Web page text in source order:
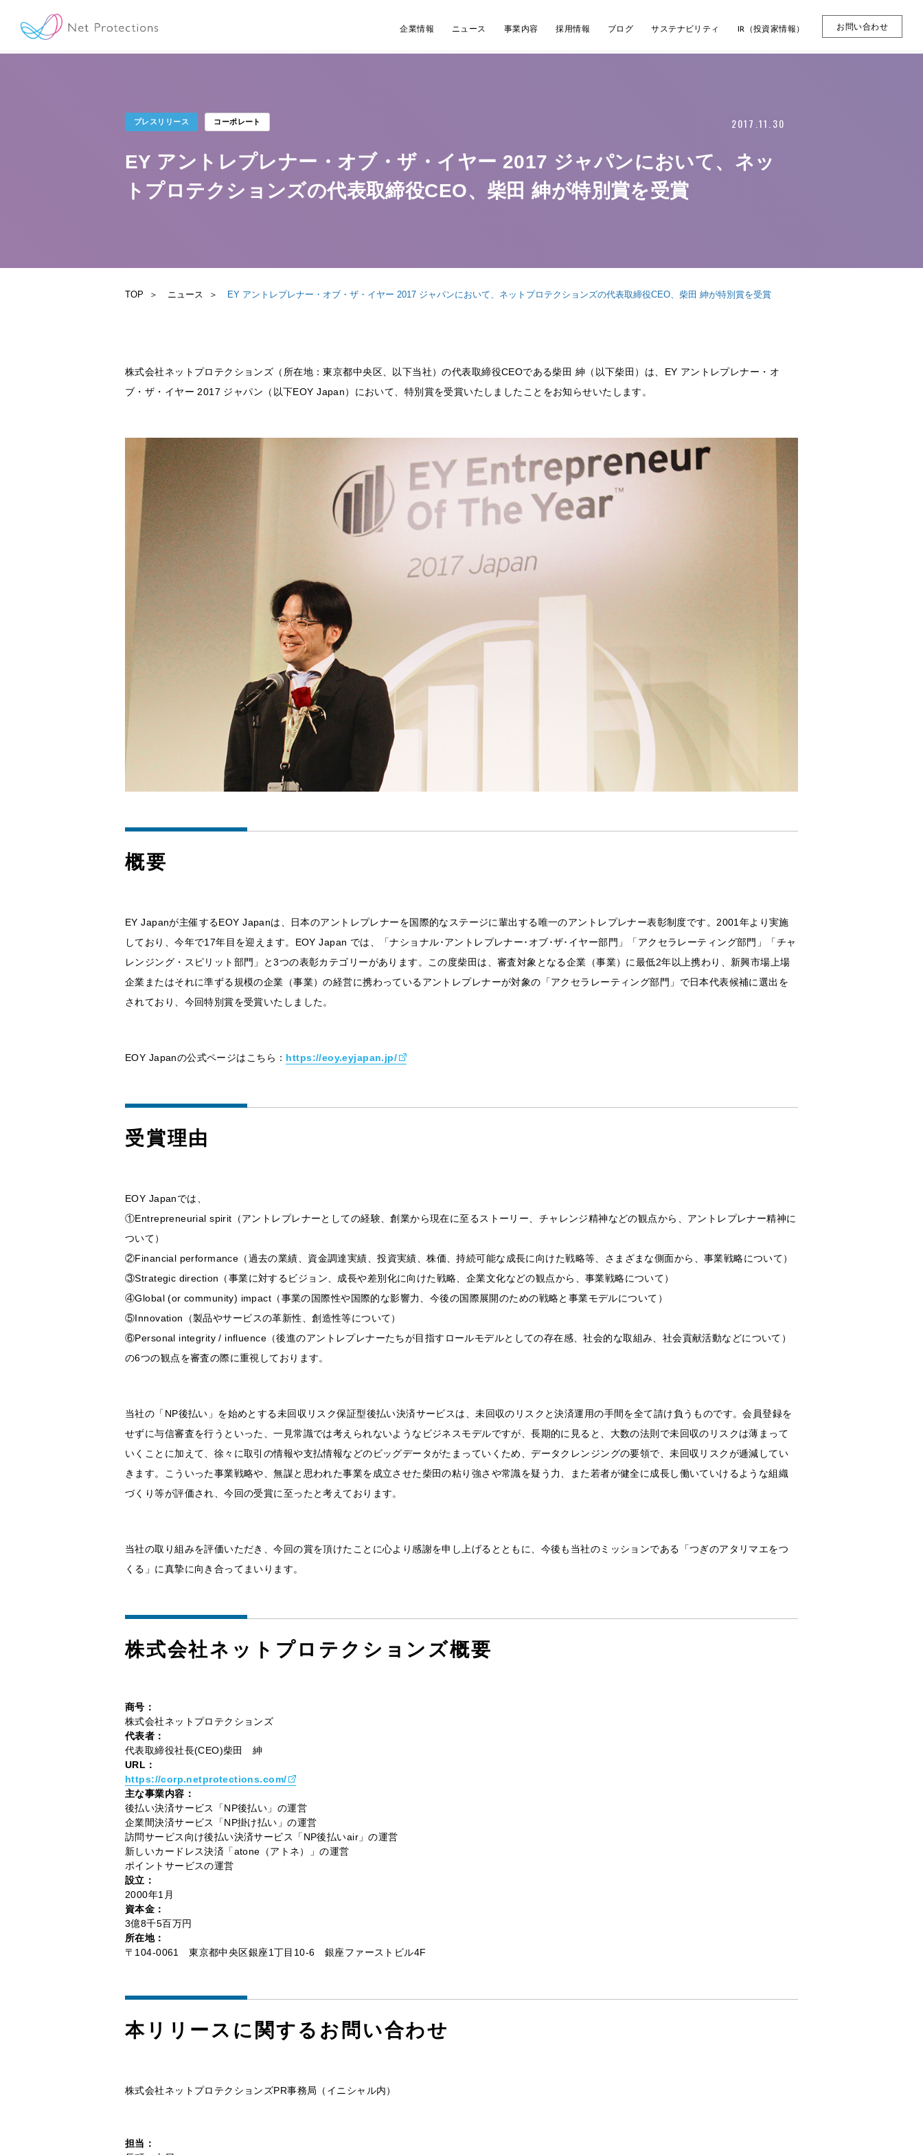
企業情報 ニュース 事業内容 採用情報 ブログ サステナビリティ IR（投資家情報） お問い合わせ
プレスリリース コーポレート 2017.11.30
EY アントレプレナー・オブ・ザ・イヤー 2017 ジャパンにおいて、ネッ
トプロテクションズの代表取締役CEO、柴田 紳が特別賞を受賞
TOP ニュース EY アントレプレナー・オブ・ザ・イヤー 2017 ジャパンにおいて、ネットプロテクションズの代表取締役CEO、柴田 紳が特別賞を受賞
株式会社ネットプロテクションズ（所在地：東京都中央区、以下当社）の代表取締役CEOである柴田 紳（以下柴田）は、EY アントレプレナー・オ
ブ・ザ・イヤー 2017 ジャパン（以下EOY Japan）において、特別賞を受賞いたしましたことをお知らせいたします。
概要
EY Japanが主催するEOY Japanは、日本のアントレプレナーを国際的なステージに輩出する唯一のアントレプレナー表彰制度です。2001年より実施
しており、今年で17年目を迎えます。EOY Japan では、「ナショナル･アントレプレナー･オブ･ザ･イヤー部門」「アクセラレーティング部門」「チャ
レンジング・スピリット部門」と3つの表彰カテゴリーがあります。この度柴田は、審査対象となる企業（事業）に最低2年以上携わり、新興市場上場
企業またはそれに準ずる規模の企業（事業）の経営に携わっているアントレプレナーが対象の「アクセラレーティング部門」で日本代表候補に選出を
されており、今回特別賞を受賞いたしました。
EOY Japanの公式ページはこちら： https://eoy.eyjapan.jp/
受賞理由
EOY Japanでは、
①Entrepreneurial spirit（アントレプレナーとしての経験、創業から現在に至るストーリー、チャレンジ精神などの観点から、アントレプレナー精神に
ついて）
②Financial performance（過去の業績、資金調達実績、投資実績、株価、持続可能な成長に向けた戦略等、さまざまな側面から、事業戦略について）
③Strategic direction（事業に対するビジョン、成長や差別化に向けた戦略、企業文化などの観点から、事業戦略について）
④Global (or community) impact（事業の国際性や国際的な影響力、今後の国際展開のための戦略と事業モデルについて）
⑤Innovation（製品やサービスの革新性、創造性等について）
⑥Personal integrity / influence（後進のアントレプレナーたちが目指すロールモデルとしての存在感、社会的な取組み、社会貢献活動などについて）
の6つの観点を審査の際に重視しております。
当社の「NP後払い」を始めとする未回収リスク保証型後払い決済サービスは、未回収のリスクと決済運用の手間を全て請け負うものです。会員登録を
せずに与信審査を行うといった、一見常識では考えられないようなビジネスモデルですが、長期的に見ると、大数の法則で未回収のリスクは薄まって
いくことに加えて、徐々に取引の情報や支払情報などのビッグデータがたまっていくため、データクレンジングの要領で、未回収リスクが逓減してい
きます。こういった事業戦略や、無謀と思われた事業を成立させた柴田の粘り強さや常識を疑う力、また若者が健全に成長し働いていけるような組織
づくり等が評価され、今回の受賞に至ったと考えております。
当社の取り組みを評価いただき、今回の賞を頂けたことに心より感謝を申し上げるとともに、今後も当社のミッションである「つぎのアタリマエをつ
くる」に真摯に向き合ってまいります。
株式会社ネットプロテクションズ概要
商号：
株式会社ネットプロテクションズ
代表者：
代表取締役社長(CEO)柴田 紳
URL：
https://corp.netprotections.com/
主な事業内容：
後払い決済サービス「NP後払い」の運営
企業間決済サービス「NP掛け払い」の運営
訪問サービス向け後払い決済サービス「NP後払いair」の運営
新しいカードレス決済「atone（アトネ）」の運営
ポイントサービスの運営
設立：
2000年1月
資本金：
3億8千5百万円
所在地：
〒104-0061 東京都中央区銀座1丁目10-6 銀座ファーストビル4F
本リリースに関するお問い合わせ
株式会社ネットプロテクションズPR事務局（イニシャル内）
担当：